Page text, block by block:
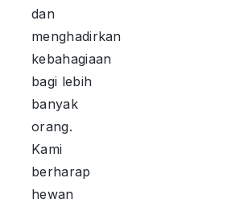
dan
menghadirkan
kebahagiaan
bagi lebih
banyak
orang.
Kami
berharap
hewan